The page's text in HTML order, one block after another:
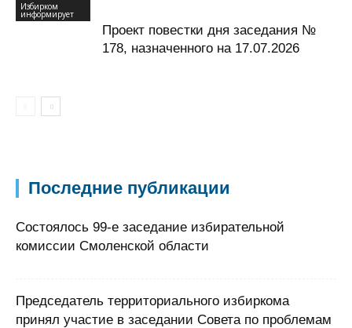
Избирком
информирует
Проект повестки дня заседания №
178, назначенного на 17.07.2026
Последние публикации
Состоялось 99-е заседание избирательной
комиссии Смоленской области
Председатель территориального избиркома
принял участие в заседании Совета по проблемам